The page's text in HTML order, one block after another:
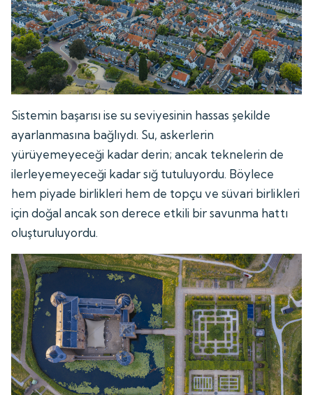
Sistemin başarısı ise su seviyesinin hassas şekilde
ayarlanmasına bağlıydı. Su, askerlerin
yürüyemeyeceği kadar derin; ancak teknelerin de
ilerleyemeyeceği kadar sığ tutuluyordu. Böylece
hem piyade birlikleri hem de topçu ve süvari birlikleri
için doğal ancak son derece etkili bir savunma hattı
oluşturuluyordu.